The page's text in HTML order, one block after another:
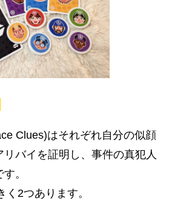
Clues)はそれぞれ自分の似顔
バイを証明し、事件の真犯人
。
2つあります。